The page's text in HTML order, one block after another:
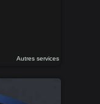
Autres services